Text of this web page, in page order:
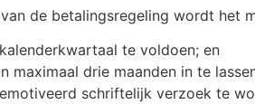
de betalingsregeling wordt het
te voldoen; en
maximaal drie maanden in te
schriftelijk verzoek te